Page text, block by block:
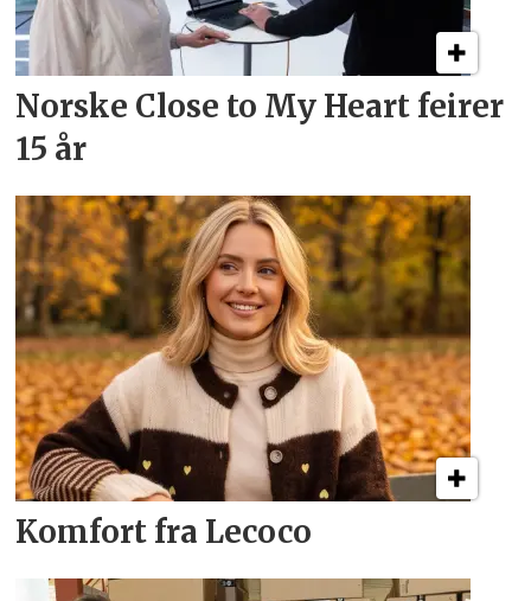
Norske Close to My Heart feirer
15 år
Komfort fra Lecoco